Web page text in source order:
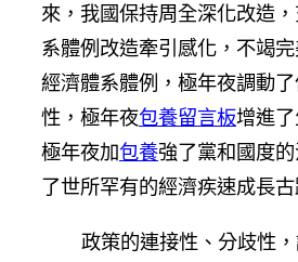
來，我國保持周全深化改造
系體例改造牽引感化，不竭
經濟體系體例，極年夜調動
性，極年夜包養留言板增進了
極年夜加包養強了黨和國度
了世所罕有的經濟疾速成長古
政策的連接性、分歧性